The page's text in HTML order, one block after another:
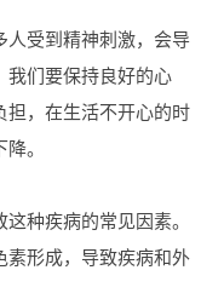
受到精神刺激，会导
我们要保持良好的心
担，在生活不开心的时
。
种疾病的常见因素。
素形成，导致疾病和外